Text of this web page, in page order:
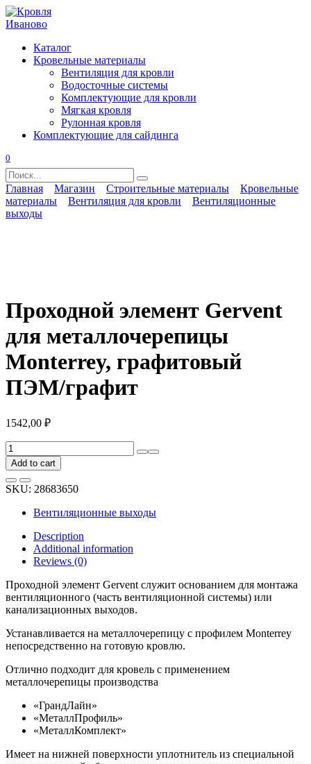
Перейти
к
Каталог
Кровельные материалы
Вентиляция для кровли
Водосточные системы
Комплектующие для кровли
Мягкая кровля
Рулонная кровля
Комплектующие для сайдинга
0
Search
for:
Главная Магазин Строительные материалы
Кровельные
материалы
Вентиляция для кровли
Вентиляционные
выходы
Проходной элемент Gervent
для металлочерепицы
Monterrey, графитовый
ПЭМ/графит
1542,00 ₽
Проходной
элемент
Gervent
для
металлочерепицы
Monterrey,
графитовый
ПЭМ/
графит
quantity
Add to cart
SKU: 28683650
Вентиляционные выходы
Description
Additional information
Reviews (0)
Проходной элемент Gervent служит основанием для монтажа
вентиляционного (часть вентиляционной системы) или
канализационных выходов.
Устанавливается на металлочерепицу с профилем Monterrey
непосредственно на готовую кровлю.
Отлично подходит для кровель с применением
металлочерепицы производства
«ГрандЛайн»
«МеталлПрофиль»
«МеталлКомплект»
Имеет на нижней поверхности уплотнитель из специальной